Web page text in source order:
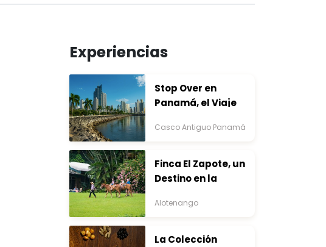
Experiencias
Stop Over en
Panamá, el Viaje
Destino
Casco Antiguo Panamá
Finca El Zapote, un
Destino en la
Arte y Naturaleza
Alotenango
La Colección